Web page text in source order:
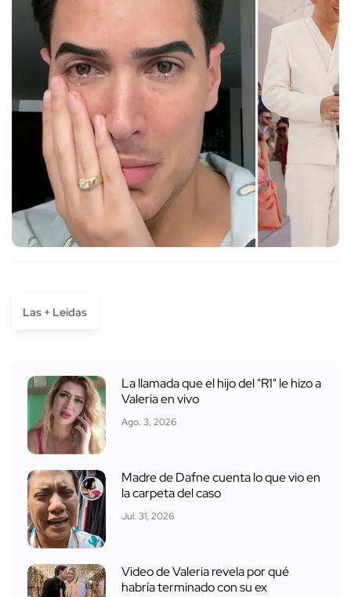
Las + Leídas
La llamada que el hijo del "R1" le hizo a
Valeria en vivo
Ago. 3, 2026
Madre de Dafne cuenta lo que vio en
la carpeta del caso
Jul. 31, 2026
Video de Valeria revela por qué
habría terminado con su ex